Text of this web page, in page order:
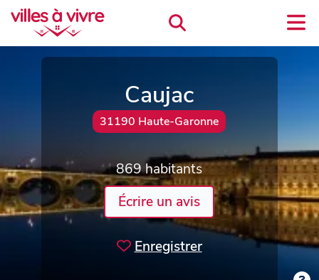
Caujac
31190 Haute-Garonne
869 habitants
Écrire un avis
Enregistrer